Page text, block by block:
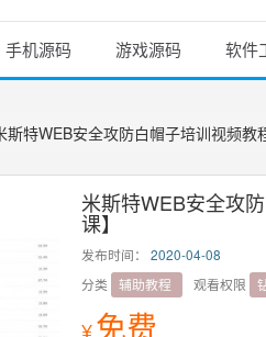
手机源码 游戏源码 软件
斯特WEB安全攻防白帽子培训视频教
米斯特WEB安全攻
课】
发布时间：
2020-04-08
分类
辅助教程 观看权限
¥免费